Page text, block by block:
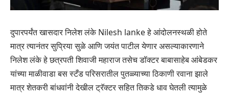
दुपारपर्यंत खासदार निलेश लंके Nilesh lanke हे आंदोलनस्थळी होते
मात्र त्यानंतर सुप्रिया सुळे आणि जयंत पाटील येणार असल्याकारणाने
निलेश लंके हे छत्रपती शिवाजी महाराज तसेच डॉक्टर बाबासाहेब आंबेडकर
यांच्या माळीवाडा बस स्टँड परिसरातील पुतळ्याच्या ठिकाणी रवाना झाले
मात्र शेतकरी बांधवांनी देखील ट्रॅक्टर सहित तिकडे धाव घेतली त्यामुळे